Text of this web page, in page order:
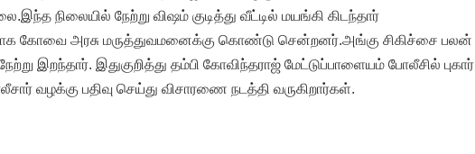
நிலையில் நேற்று விஷம் குடித்து வீட்டில் மயங்கி கிடந்தார்
கோவை அரசு மருத்துவமனைக்கு கொண்டு சென்றனர்.அங்கு சிகிச்சை பலன்
இறந்தார். இதுகுறித்து தம்பி கோவிந்தராஜ் மேட்டுப்பாளையம் போலீசில் புகார்
வழக்கு பதிவு செய்து விசாரணை நடத்தி வருகிறார்கள்.